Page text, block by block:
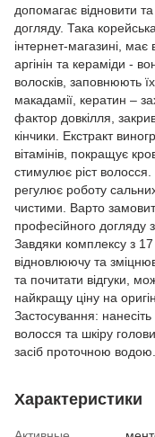
допомагає відновити
догляду. Така
інтернет-магазині,
аргінін та кераміди -
волосків, заповнюють
макадамії, кератин –
фактор довкілля,
кінчики. Екстракт
вітамінів, покращує
стимулює ріст
регулює роботу
чистими. Варто
професійного догляду
Завдяки комплексу з
відновлюючу та
та почитати відгуки,
найкращу ціну на
Застосування:
волосся та шкіру
засіб проточною водою.
Характеристики